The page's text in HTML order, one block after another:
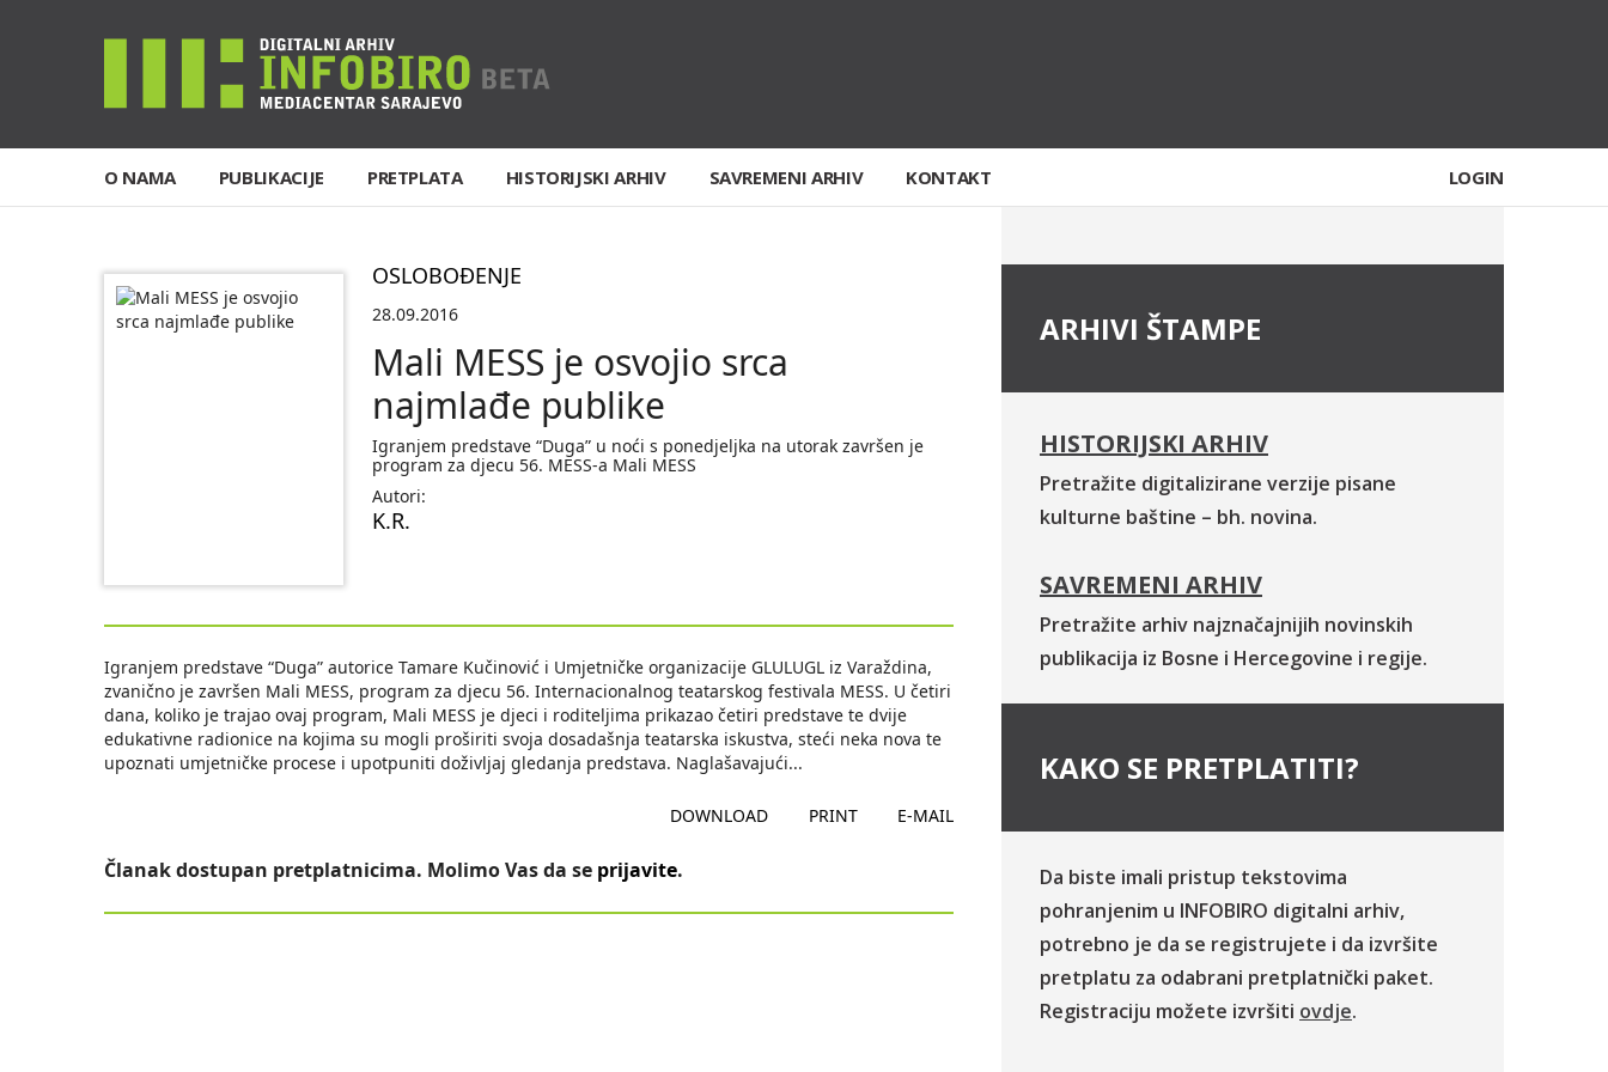
O NAMA PUBLIKACIJE PRETPLATA HISTORIJSKI ARHIV SAVREMENI ARHIV KONTAKT LOGIN
OSLOBOĐENJE
28.09.2016
Mali MESS je osvojio srca
najmlađe publike
Igranjem predstave “Duga” u noći s ponedjeljka na utorak završen je
program za djecu 56. MESS-a Mali MESS
Autori:
K.R.
Igranjem predstave “Duga” autorice Tamare Kučinović i Umjetničke organizacije GLULUGL iz Varaždina,
zvanično je završen Mali MESS, program za djecu 56. Internacionalnog teatarskog festivala MESS. U četiri
dana, koliko je trajao ovaj program, Mali MESS je djeci i roditeljima prikazao četiri predstave te dvije
edukativne radionice na kojima su mogli proširiti svoja dosadašnja teatarska iskustva, steći neka nova te
upoznati umjetničke procese i upotpuniti doživljaj gledanja predstava. Naglašavajući...
DOWNLOAD PRINT E-MAIL
Članak dostupan pretplatnicima. Molimo Vas da se prijavite.
ARHIVI ŠTAMPE
HISTORIJSKI ARHIV
Pretražite digitalizirane verzije pisane
kulturne baštine – bh. novina.
SAVREMENI ARHIV
Pretražite arhiv najznačajnijih novinskih
publikacija iz Bosne i Hercegovine i regije.
KAKO SE PRETPLATITI?
Da biste imali pristup tekstovima
pohranjenim u INFOBIRO digitalni arhiv,
potrebno je da se registrujete i da izvršite
pretplatu za odabrani pretplatnički paket.
Registraciju možete izvršiti ovdje.